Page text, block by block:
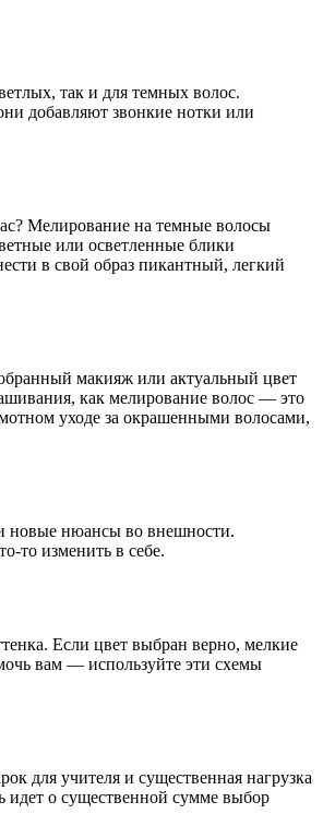
так и для темных волос.
добавляют звонкие нотки или
Мелирование на темные волосы
или осветленные блики
в свой образ пикантный, легкий
макияж или актуальный цвет
как мелирование волос — это
уходе за окрашенными волосами,
новые нюансы во внешности.
то изменить в себе.
Если цвет выбран верно, мелкие
вам — используйте эти схемы
для учителя и существенная нагрузка
идет о существенной сумме выбор